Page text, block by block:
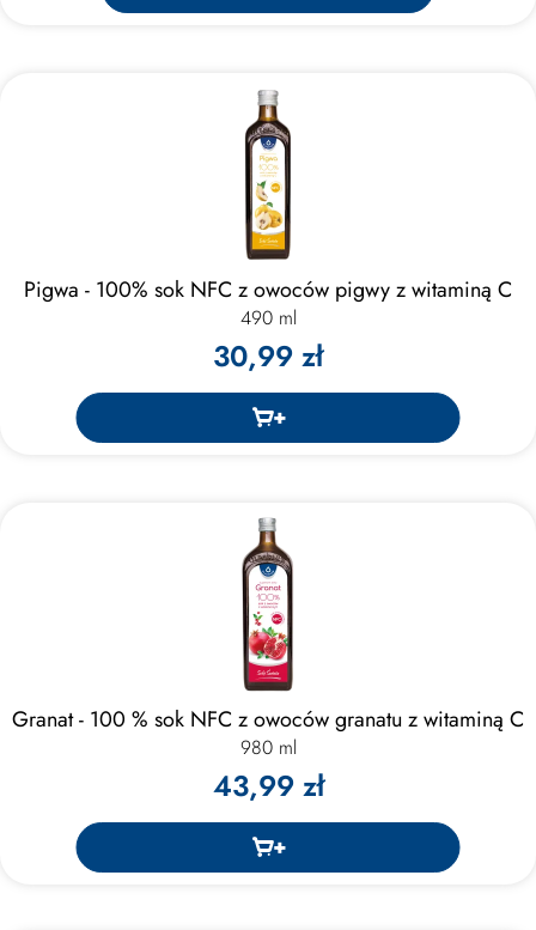
Pigwa - 100% sok NFC z owoców pigwy z witaminą C
490 ml
30,99 zł
Granat - 100 % sok NFC z owoców granatu z witaminą C
980 ml
43,99 zł